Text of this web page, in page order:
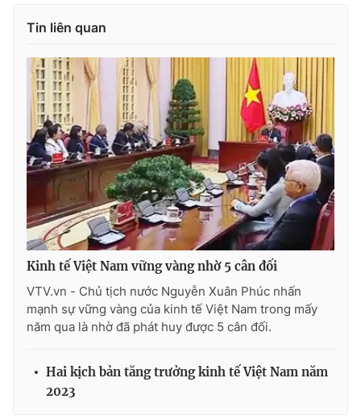
Tin liên quan
Kinh tế Việt Nam vững vàng nhờ 5 cân đối
VTV.vn - Chủ tịch nước Nguyễn Xuân Phúc nhấn
mạnh sự vững vàng của kinh tế Việt Nam trong mấy
năm qua là nhờ đã phát huy được 5 cân đối.
Hai kịch bản tăng trưởng kinh tế Việt Nam năm
2023